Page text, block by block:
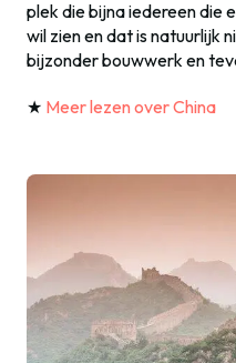
plek die bijna iedereen die
wil zien en dat is natuurlijk
bijzonder bouwwerk en
★ Meer lezen over China